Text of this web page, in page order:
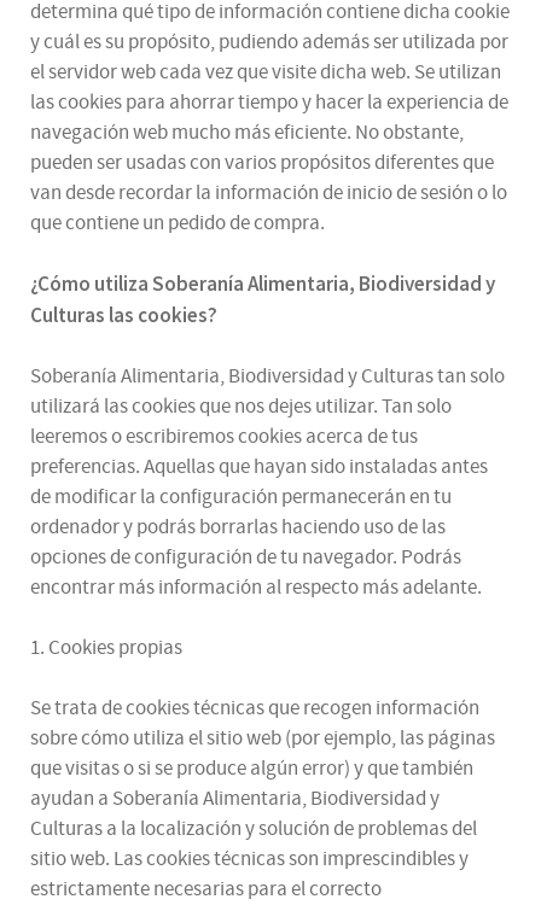
determina qué tipo de información contiene dicha cookie
y cuál es su propósito, pudiendo además ser utilizada por
el servidor web cada vez que visite dicha web. Se utilizan
las cookies para ahorrar tiempo y hacer la experiencia de
navegación web mucho más eficiente. No obstante,
pueden ser usadas con varios propósitos diferentes que
van desde recordar la información de inicio de sesión o lo
que contiene un pedido de compra.
¿Cómo utilizaSoberanía Alimentaria, Biodiversidad y
Culturas las cookies?
Soberanía Alimentaria, Biodiversidad y Culturas tan solo
utilizará las cookies que nos dejes utilizar. Tan solo
leeremos o escribiremos cookies acerca de tus
preferencias. Aquellas que hayan sido instaladas antes
de modificar la configuración permanecerán en tu
ordenador y podrás borrarlas haciendo uso de las
opciones de configuración de tu navegador. Podrás
encontrar más información al respecto más adelante.
1. Cookies propias
Se trata de cookies técnicas que recogen información
sobre cómo utiliza el sitio web (por ejemplo, las páginas
que visitas o si se produce algún error) y que también
ayudan a Soberanía Alimentaria, Biodiversidad y
Culturas a la localización y solución de problemas del
sitio web. Las cookies técnicas son imprescindibles y
estrictamente necesarias para el correcto